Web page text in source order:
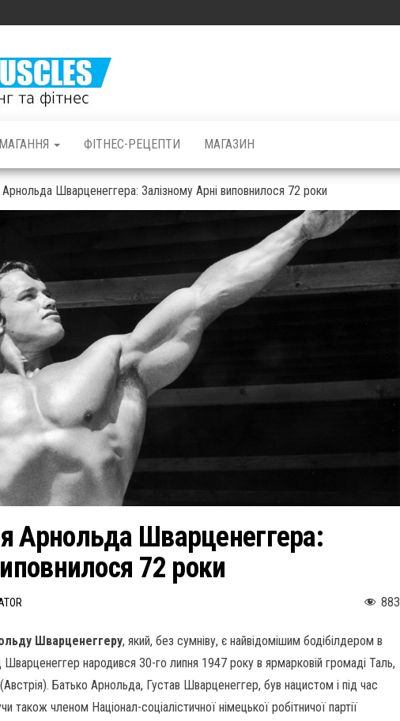
бодібілдинг
ФІТНЕС-РЕЦЕПТИ МАГАЗИН
Шварценеггера: Залізному Арні виповнилося 72 роки
Арнольда Шварценеггера:
72 роки
883
Шварценеггеру, який, без сумніву, є найвідомішим бодібілдером в
народився 30-го липня 1947 року в ярмарковій громаді Таль,
Батько Арнольда, Густав Шварценеггер, був нацистом і під час
також членом Націонал-соціалістичної німецької робітничої партії